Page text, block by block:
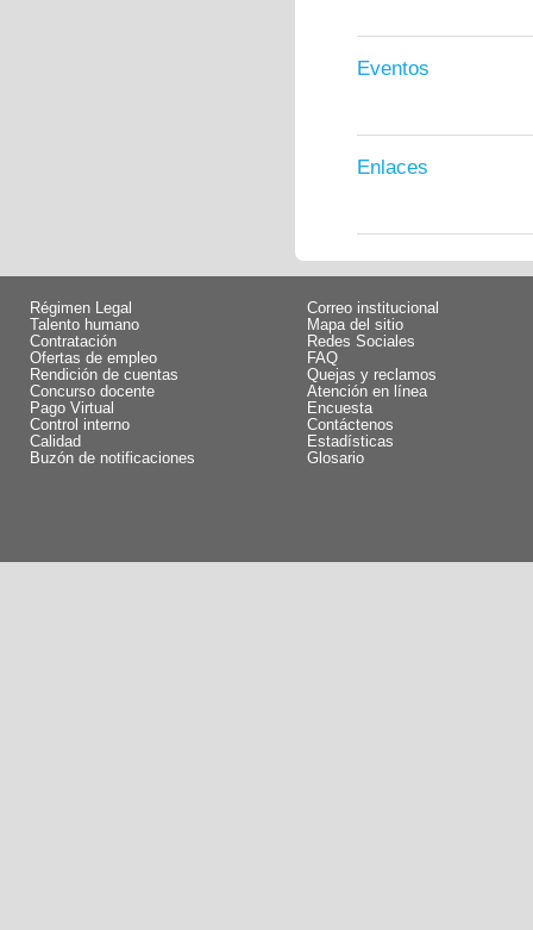
Eventos
Enlaces
Régimen Legal
Talento humano
Contratación
Ofertas de empleo
Rendición de cuentas
Concurso docente
Pago Virtual
Control interno
Calidad
Buzón de notificaciones
Correo institucional
Mapa del sitio
Redes Sociales
FAQ
Quejas y reclamos
Atención en línea
Encuesta
Contáctenos
Estadísticas
Glosario